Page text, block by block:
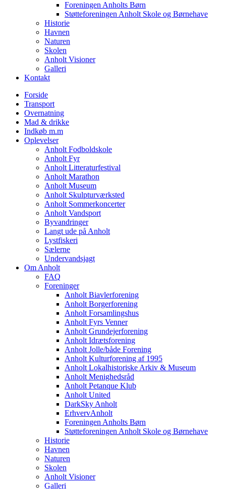
Foreningen Anholts Børn
Støtteforeningen Anholt Skole og Børnehave
Historie
Havnen
Naturen
Skolen
Anholt Visioner
Galleri
Kontakt
Forside
Transport
Overnatning
Mad & drikke
Indkøb m.m
Oplevelser
Anholt Fodboldskole
Anholt Fyr
Anholt Litteraturfestival
Anholt Marathon
Anholt Museum
Anholt Skulpturværksted
Anholt Sommerkoncerter
Anholt Vandsport
Byvandringer
Langt ude på Anholt
Lystfiskeri
Sælerne
Undervandsjagt
Om Anholt
FAQ
Foreninger
Anholt Biavlerforening
Anholt Borgerforening
Anholt Forsamlingshus
Anholt Fyrs Venner
Anholt Grundejerforening
Anholt Idrætsforening
Anholt Jolle/både Forening
Anholt Kulturforening af 1995
Anholt Lokalhistoriske Arkiv & Museum
Anholt Menighedsråd
Anholt Petanque Klub
Anholt United
DarkSky Anholt
ErhvervAnholt
Foreningen Anholts Børn
Støtteforeningen Anholt Skole og Børnehave
Historie
Havnen
Naturen
Skolen
Anholt Visioner
Galleri